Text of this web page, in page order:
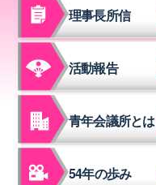
理事長所信
活動報告
青年会議所とは
54年の歩み